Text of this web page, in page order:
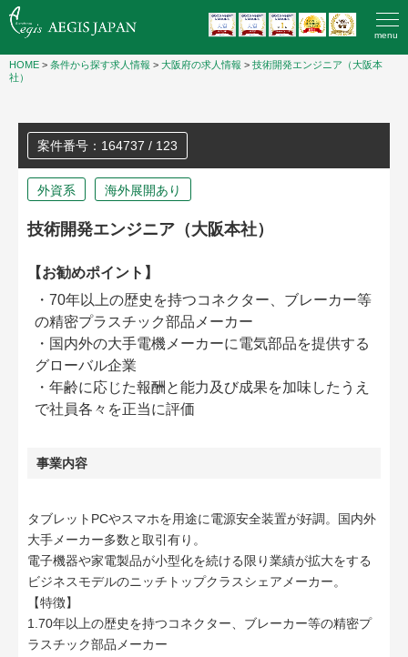
menu
HOME > 条件から探す求人情報 > 大阪府の求人情報 > 技術開発エンジニア（大阪本
社）
案件番号：164737 / 123
外資系 海外展開あり
技術開発エンジニア（大阪本社）
【お勧めポイント】
・70年以上の歴史を持つコネクター、ブレーカー等
の精密プラスチック部品メーカー
・国内外の大手電機メーカーに電気部品を提供する
グローバル企業
・年齢に応じた報酬と能力及び成果を加味したうえ
で社員各々を正当に評価
事業内容
タブレットPCやスマホを用途に電源安全装置が好調。国内外
大手メーカー多数と取引有り。
電子機器や家電製品が小型化を続ける限り業績が拡大をする
ビジネスモデルのニッチトップクラスシェアメーカー。
【特徴】
1.70年以上の歴史を持つコネクター、ブレーカー等の精密プ
ラスチック部品メーカー